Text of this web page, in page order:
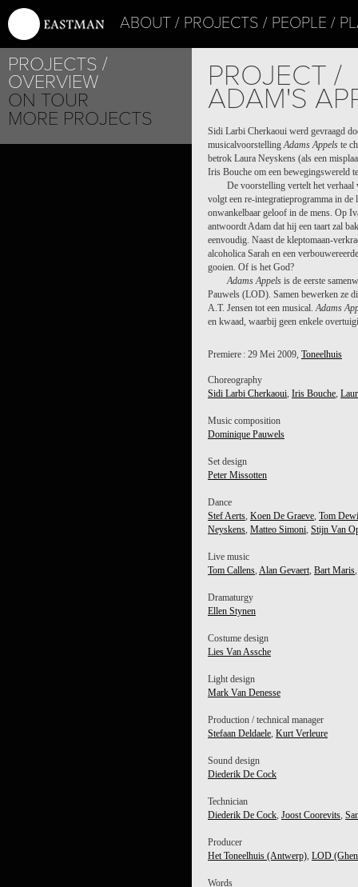
ABOUT PROJECTS PEOPLE
PROJECTS
OVERVIEW
ON TOUR
MORE PROJECTS
PROJECT /
ADAM'S
Sidi Larbi Cherkaoui werd gevraagd
musicalvoorstellingAdams Appels te
betrok Laura Neyskens (als een
Iris Bouche om een bewegingswereld
De voorstelling vertelt het verhaal
volgt een re-integratieprogramma in de
onwankelbaar geloof in de mens. Op
antwoordt Adam dat hij een taart zal
eenvoudig. Naast de kleptomaan-
alcoholica Sarah en een
gooien. Of is het God?
Adams Appels is de eerste
Pauwels (LOD). Samen bewerken ze
A.T. Jensen tot een musical.Adams
en kwaad, waarbij geen enkele
Premiere : 29 Mei 2009, Toneelhuis
Choreography
Sidi Larbi Cherkaoui, Iris Bouche,
Music composition
Dominique Pauwels
Set design
Peter Missotten
Dance
Stef Aerts, Koen De Graeve, Tom
Neyskens, Matteo Simoni, Stijn Van
Live music
Tom Callens, Alan Gevaert, Bart Maris
Dramaturgy
Ellen Stynen
Costume design
Lies Van Assche
Light design
Mark Van Denesse
Production / technical manager
Stefaan Deldaele, Kurt Verleure
Sound design
Diederik De Cock
Technician
Diederik De Cock, Joost Coorevits,
Producer
Het Toneelhuis (Antwerp), LOD
Words